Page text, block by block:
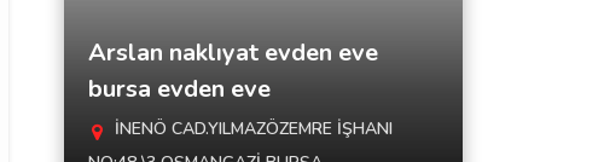
Arslan naklıyat evden eve
bursa evden eve
İNENÖ CAD.YILMAZÖZEMRE İŞHANI